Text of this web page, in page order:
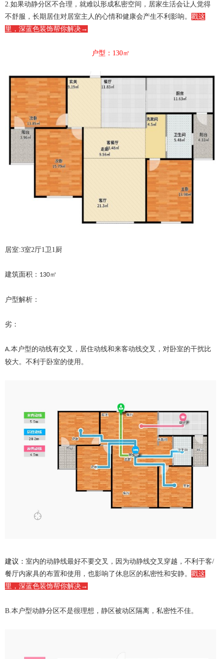
2.如果动静分区不合理，就难以形成私密空间，居家生活会让人觉得
不舒服，长期居住对居室主人的心情和健康会产生不利影响。 戳这
里，深蓝色装饰帮你解决→
户型：130㎡
居室:3室2厅1卫1厨
建筑面积： 130㎡
户型解析：
劣：
A.本户型的动线有交叉，居住动线和来客动线交叉，对卧室的干扰比
较大。不利于卧室的使用。
建议： 室内的动静线最好不要交叉，因为动静线交叉穿越，不利于客/
餐厅内家具的布置和使用，也影响了休息区的私密性和安静。 戳这
里，深蓝色装饰帮你解决→
B.本户型动静分区不是很理想，静区被动区隔离，私密性不佳。